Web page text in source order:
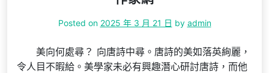
Posted on 2025 年 3 月 21 日 by admin
美向何處尋？ 向唐詩中尋。唐詩的美如落英絢麗，
令人目不暇給。美學家未必有興趣潛心研討唐詩，而他